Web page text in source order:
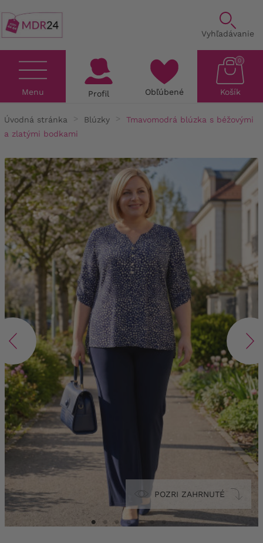
Vyhľadávanie
Menu Profil Obľúbené Košík
0
Úvodná stránka Blúzky
Tmavomodrá blúzka s béžovými
a zlatými bodkami
POZRI ZAHRNUTÉ